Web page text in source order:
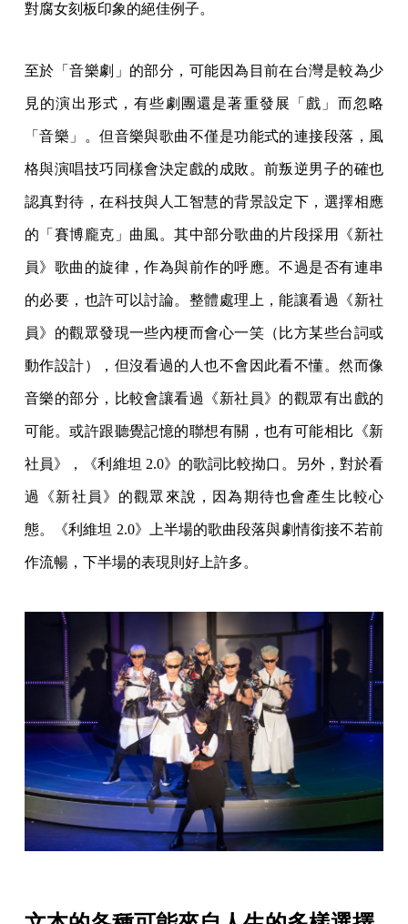
對腐女刻板印象的絕佳例子。
至於「音樂劇」的部分，可能因為目前在台灣是較為少
見的演出形式，有些劇團還是著重發展「戲」而忽略
「音樂」。但音樂與歌曲不僅是功能式的連接段落，風
格與演唱技巧同樣會決定戲的成敗。前叛逆男子的確也
認真對待，在科技與人工智慧的背景設定下，選擇相應
的「賽博龐克」曲風。其中部分歌曲的片段採用《新社
員》歌曲的旋律，作為與前作的呼應。不過是否有連串
的必要，也許可以討論。整體處理上，能讓看過《新社
員》的觀眾發現一些內梗而會心一笑（比方某些台詞或
動作設計），但沒看過的人也不會因此看不懂。然而像
音樂的部分，比較會讓看過《新社員》的觀眾有出戲的
可能。或許跟聽覺記憶的聯想有關，也有可能相比《新
社員》，《利維坦 2.0》的歌詞比較拗口。另外，對於看
過《新社員》的觀眾來說，因為期待也會產生比較心
態。《利維坦 2.0》上半場的歌曲段落與劇情銜接不若前
作流暢，下半場的表現則好上許多。